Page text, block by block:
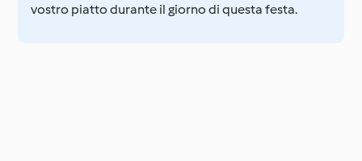
vostro piatto durante il giorno di questa festa.